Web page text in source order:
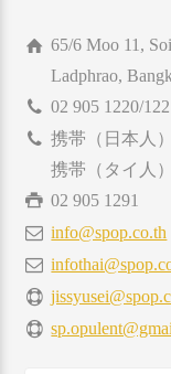
65/6 Moo 11,
Ladphrao,
02 905 1220/
携帯（日本人
携帯（タイ人
02 905 1291
info@spop.co.th